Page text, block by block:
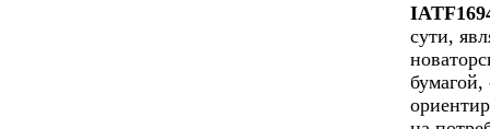
сути,
бумагой,